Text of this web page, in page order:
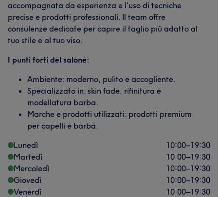
accompagnata da esperienza e l'uso di tecniche
precise e prodotti professionali. Il team offre
consulenze dedicate per capire il taglio più adatto al
tuo stile e al tuo viso.
I punti forti del salone:
Ambiente: moderno, pulito e accogliente.
Specializzato in: skin fade, rifinitura e
modellatura barba.
Marche e prodotti utilizzati: prodotti premium
per capelli e barba.
Lunedì
10:00–19:30
Martedì
10:00–19:30
Mercoledì
10:00–19:30
Giovedì
10:00–19:30
Venerdì
10:00–19:30